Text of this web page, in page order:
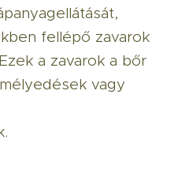
fellépő zavarok
a zavarok a bőr
vagy